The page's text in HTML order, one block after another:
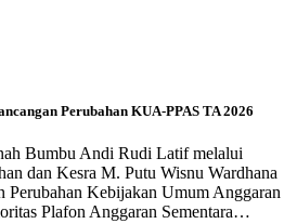
Perubahan KUA-PPAS TA 2026
Bumbu Andi Rudi Latif melalui
dan Kesra M. Putu Wisnu Wardhana
Perubahan Kebijakan Umum Anggaran
Plafon Anggaran Sementara…